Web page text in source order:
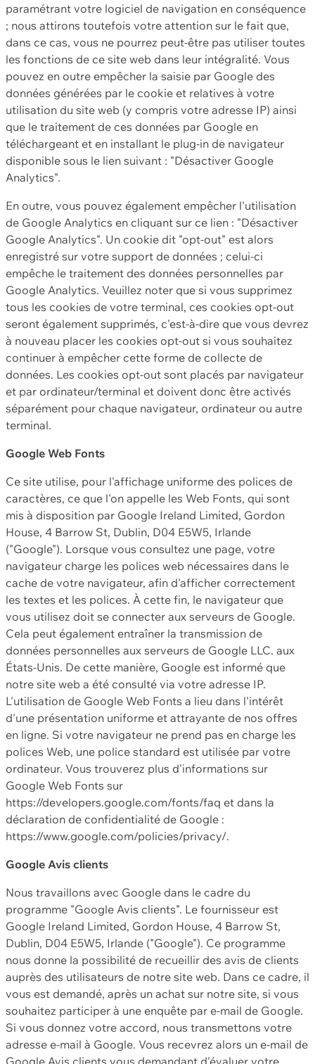
paramétrant votre logiciel de navigation en conséquence
; nous attirons toutefois votre attention sur le fait que,
dans ce cas, vous ne pourrez peut-être pas utiliser toutes
les fonctions de ce site web dans leur intégralité. Vous
pouvez en outre empêcher la saisie par Google des
données générées par le cookie et relatives à votre
utilisation du site web (y compris votre adresse IP) ainsi
que le traitement de ces données par Google en
téléchargeant et en installant le plug-in de navigateur
disponible sous le lien suivant : "Désactiver Google
Analytics".
En outre, vous pouvez également empêcher l'utilisation
de Google Analytics en cliquant sur ce lien : "Désactiver
Google Analytics". Un cookie dit "opt-out" est alors
enregistré sur votre support de données ; celui-ci
empêche le traitement des données personnelles par
Google Analytics. Veuillez noter que si vous supprimez
tous les cookies de votre terminal, ces cookies opt-out
seront également supprimés, c'est-à-dire que vous devrez
à nouveau placer les cookies opt-out si vous souhaitez
continuer à empêcher cette forme de collecte de
données. Les cookies opt-out sont placés par navigateur
et par ordinateur/terminal et doivent donc être activés
séparément pour chaque navigateur, ordinateur ou autre
terminal.
Google Web Fonts
Ce site utilise, pour l'affichage uniforme des polices de
caractères, ce que l'on appelle les Web Fonts, qui sont
mis à disposition par Google Ireland Limited, Gordon
House, 4 Barrow St, Dublin, D04 E5W5, Irlande
("Google"). Lorsque vous consultez une page, votre
navigateur charge les polices web nécessaires dans le
cache de votre navigateur, afin d'afficher correctement
les textes et les polices. À cette fin, le navigateur que
vous utilisez doit se connecter aux serveurs de Google.
Cela peut également entraîner la transmission de
données personnelles aux serveurs de Google LLC. aux
États-Unis. De cette manière, Google est informé que
notre site web a été consulté via votre adresse IP.
L'utilisation de Google Web Fonts a lieu dans l'intérêt
d'une présentation uniforme et attrayante de nos offres
en ligne. Si votre navigateur ne prend pas en charge les
polices Web, une police standard est utilisée par votre
ordinateur. Vous trouverez plus d'informations sur
Google Web Fonts sur
https://developers.google.com/fonts/faq et dans la
déclaration de confidentialité de Google :
https://www.google.com/policies/privacy/.
Google Avis clients
Nous travaillons avec Google dans le cadre du
programme "Google Avis clients". Le fournisseur est
Google Ireland Limited, Gordon House, 4 Barrow St,
Dublin, D04 E5W5, Irlande ("Google"). Ce programme
nous donne la possibilité de recueillir des avis de clients
auprès des utilisateurs de notre site web. Dans ce cadre, il
vous est demandé, après un achat sur notre site, si vous
souhaitez participer à une enquête par e-mail de Google.
Si vous donnez votre accord, nous transmettons votre
adresse e-mail à Google. Vous recevrez alors un e-mail de